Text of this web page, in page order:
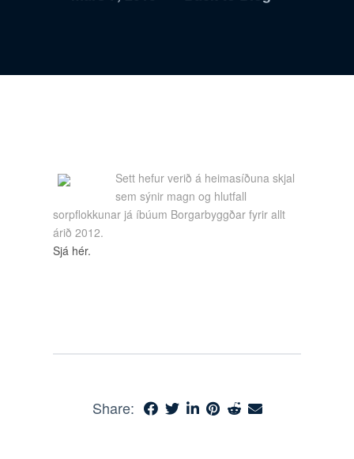
Sett hefur verið á heimasíðuna skjal
sem sýnir magn og hlutfall
sorpflokkunar já íbúum Borgarbyggðar fyrir allt
árið 2012.
Sjá hér.
Share: